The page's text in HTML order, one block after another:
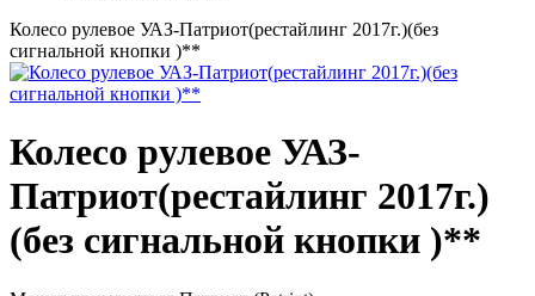
Колесо рулевое УАЗ-Патриот(рестайлинг 2017г.)(без
сигнальной кнопки )**
Колесо рулевое УАЗ-
Патриот(рестайлинг 2017г.)
(без сигнальной кнопки )**